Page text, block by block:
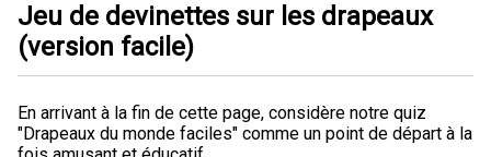
Jeu de devinettes sur les drapeaux
(version facile)
En arrivant à la fin de cette page, considère notre quiz
"Drapeaux du monde faciles" comme un point de départ à la